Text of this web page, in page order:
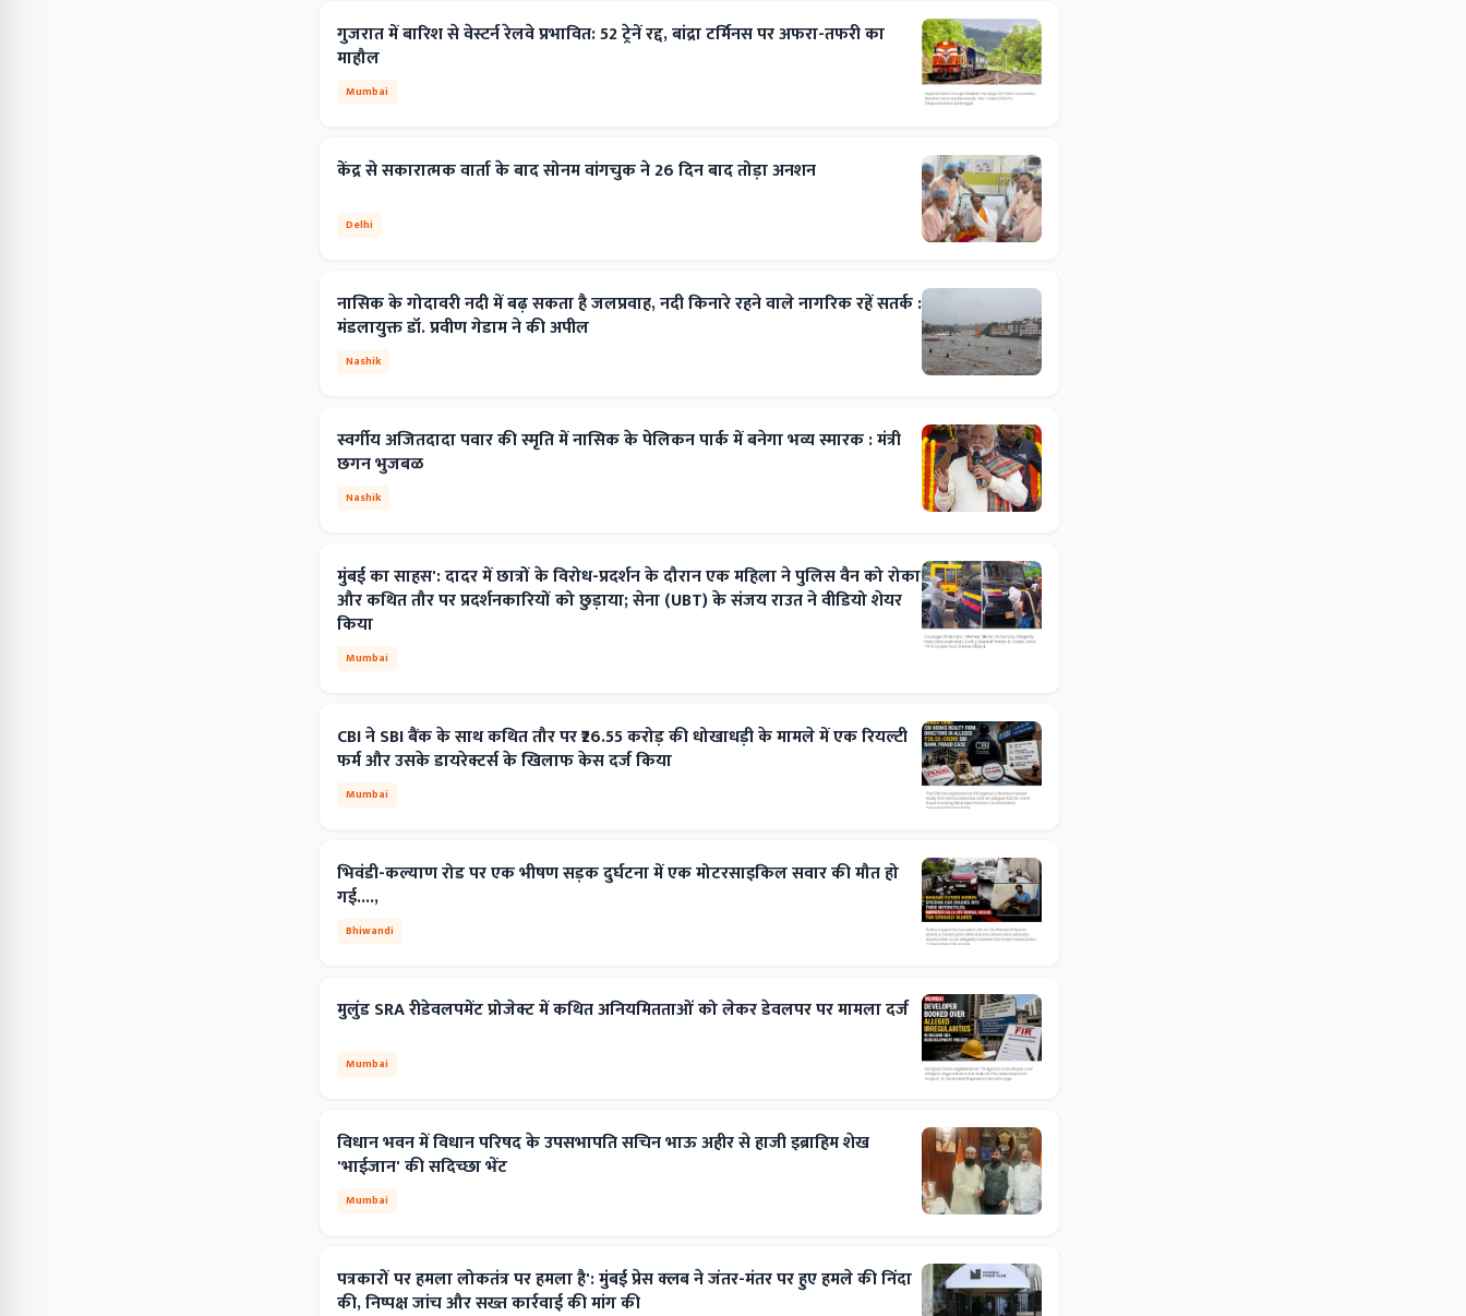
गुजरात में बारिश से वेस्टर्न रेलवे प्रभावित: 52 ट्रेनें रद्द, बांद्रा टर्मिनस पर अफरा-तफरी का
माहौल
Mumbai
केंद्र से सकारात्मक वार्ता के बाद सोनम वांगचुक ने 26 दिन बाद तोड़ा अनशन
Delhi
नासिक के गोदावरी नदी में बढ़ सकता है जलप्रवाह, नदी किनारे रहने वाले नागरिक रहें सतर्क :
मंडलायुक्त डॉ. प्रवीण गेडाम ने की अपील
Nashik
स्वर्गीय अजितदादा पवार की स्मृति में नासिक के पेलिकन पार्क में बनेगा भव्य स्मारक : मंत्री
छगन भुजबळ
Nashik
मुंबई का साहस': दादर में छात्रों के विरोध-प्रदर्शन के दौरान एक महिला ने पुलिस वैन को रोका
और कथित तौर पर प्रदर्शनकारियों को छुड़ाया; सेना (UBT) के संजय राउत ने वीडियो शेयर
किया
Mumbai
CBI ने SBI बैंक के साथ कथित तौर पर ₹26.55 करोड़ की धोखाधड़ी के मामले में एक रियल्टी
फर्म और उसके डायरेक्टर्स के खिलाफ केस दर्ज किया
Mumbai
भिवंडी-कल्याण रोड पर एक भीषण सड़क दुर्घटना में एक मोटरसाइकिल सवार की मौत हो
गई....,
Bhiwandi
मुलुंड SRA रीडेवलपमेंट प्रोजेक्ट में कथित अनियमितताओं को लेकर डेवलपर पर मामला दर्ज
Mumbai
विधान भवन में विधान परिषद के उपसभापति सचिन भाऊ अहीर से हाजी इब्राहिम शेख
'भाईजान' की सदिच्छा भेंट
Mumbai
पत्रकारों पर हमला लोकतंत्र पर हमला है': मुंबई प्रेस क्लब ने जंतर-मंतर पर हुए हमले की निंदा
की, निष्पक्ष जांच और सख्त कार्रवाई की मांग की